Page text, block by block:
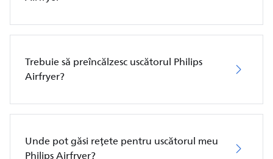
Trebuie să preîncălzesc uscătorul Philips
Airfryer?
Unde pot găsi rețete pentru uscătorul meu
Philips Airfryer?